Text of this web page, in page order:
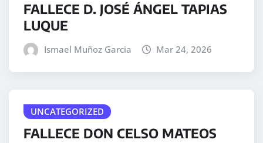
FALLECE D. JOSÉ ÁNGEL TAPIAS
LUQUE
Ismael Muñoz Garcia Mar 24, 2026
UNCATEGORIZED
FALLECE DON CELSO MATEOS